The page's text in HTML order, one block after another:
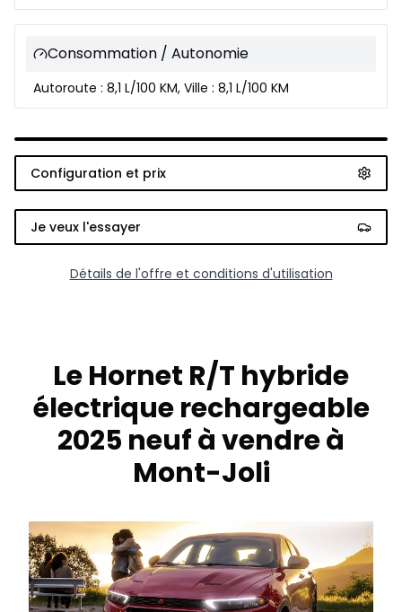
Consommation / Autonomie
Autoroute : 8,1 L/100 KM, Ville : 8,1 L/100 KM
Configuration et prix
Je veux l'essayer
Détails de l'offre et conditions d'utilisation
Le Hornet R/T hybride
électrique rechargeable
2025 neuf à vendre à
Mont-Joli